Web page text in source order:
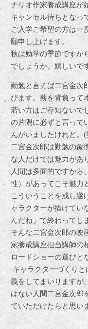
ナリオ作家養成講座が
キャンセル待ちとなっ
ご入学ご希望の方は一
願申し上げます。
秋は勉学の季節ですか
でしょうか。嬉しいで
勤勉と言えば二宮金次
びます。薪を背負って
若い方はご存知ないで
の片隅に必ずと言って
んがいましたけれど。(
二宮金次郎は勤勉の象
な人だけでは魅力があ
人間は多面的ですから
性）があってこそ魅力
こういうことを成し遂
ャラクターが描けてい
んだね」で終わってし
そんな二宮金次郎の映
家養成講座担当講師の
ロードショーの運びと
キャラクターづくり
義をしてまいりますが
はない人間二宮金次郎
ていただけたらと思い